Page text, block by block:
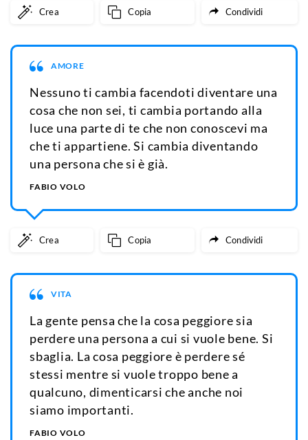
Crea Copia Condividi
AMORE
Nessuno ti cambia facendoti diventare una
cosa che non sei, ti cambia portando alla
luce una parte di te che non conoscevi ma
che ti appartiene. Si cambia diventando
una persona che si è già.
FABIO VOLO
Crea Copia Condividi
VITA
La gente pensa che la cosa peggiore sia
perdere una persona a cui si vuole bene. Si
sbaglia. La cosa peggiore è perdere sé
stessi mentre si vuole troppo bene a
qualcuno, dimenticarsi che anche noi
siamo importanti.
FABIO VOLO